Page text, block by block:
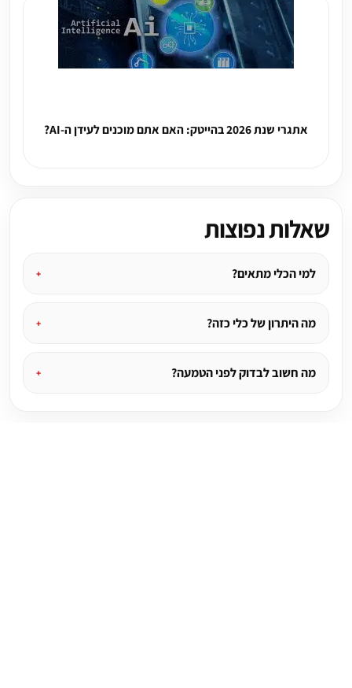
אתגרי שנת 2026 בהייטק: האם אתם מוכנים לעידן ה-AI?
שאלות נפוצות
למי הכלי מתאים?
מה היתרון של כלי כזה?
מה חשוב לבדוק לפני הטמעה?